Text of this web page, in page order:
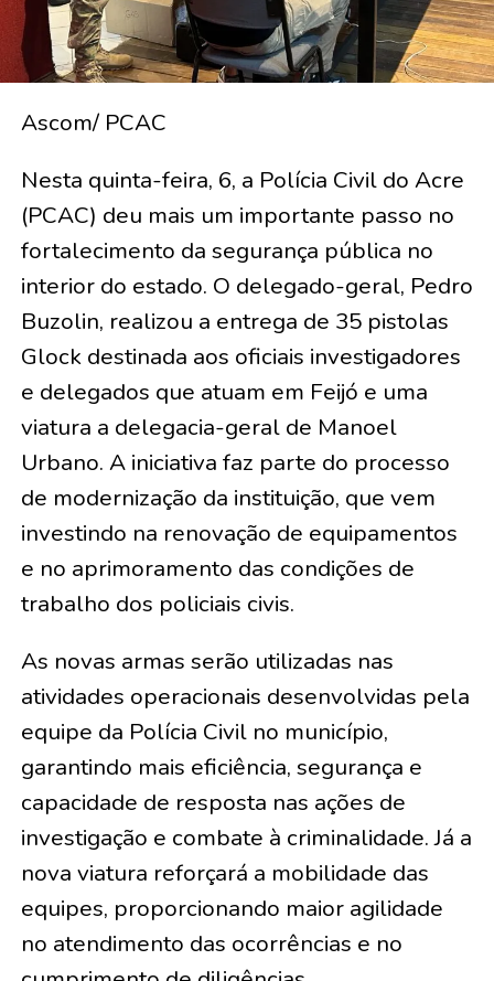
Ascom/ PCAC
Nesta quinta-feira, 6, a Polícia Civil do Acre
(PCAC) deu mais um importante passo no
fortalecimento da segurança pública no
interior do estado. O delegado-geral, Pedro
Buzolin, realizou a entrega de 35 pistolas
Glock destinada aos oficiais investigadores
e delegados que atuam em Feijó e uma
viatura a delegacia-geral de Manoel
Urbano. A iniciativa faz parte do processo
de modernização da instituição, que vem
investindo na renovação de equipamentos
e no aprimoramento das condições de
trabalho dos policiais civis.
As novas armas serão utilizadas nas
atividades operacionais desenvolvidas pela
equipe da Polícia Civil no município,
garantindo mais eficiência, segurança e
capacidade de resposta nas ações de
investigação e combate à criminalidade. Já a
nova viatura reforçará a mobilidade das
equipes, proporcionando maior agilidade
no atendimento das ocorrências e no